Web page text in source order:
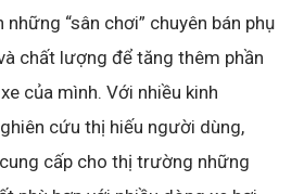
“sân chơi” chuyên bán phụ
chất lượng để tăng thêm phần
của mình. Với nhiều kinh
cứu thị hiếu người dùng,
cấp cho thị trường những